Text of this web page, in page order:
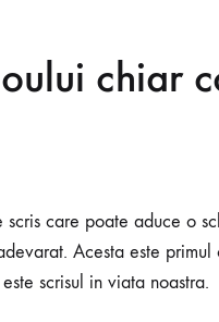
chiar
scris care poate aduce o
Acesta este
scrisul in viata noastra.